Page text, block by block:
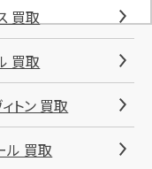
買取
買取
ィトン 買取
ル 買取